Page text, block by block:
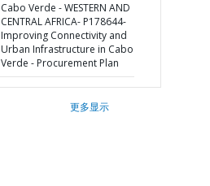
Cabo Verde - WESTERN AND
CENTRAL AFRICA- P178644-
Improving Connectivity and
Urban Infrastructure in Cabo
Verde - Procurement Plan
更多显示